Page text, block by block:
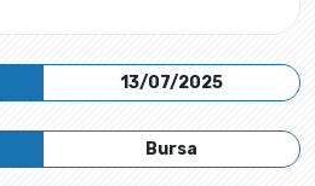
13/07/2025
Bursa